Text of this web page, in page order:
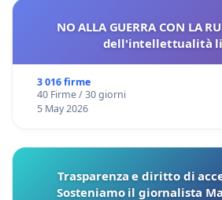
NO ALLA GUERRA CON LA
dell'intellettualità
3 016 firme
40 Firme / 30 giorni
5 May 2026
Trasparenza e diritto di
Sosteniamo il giornalista